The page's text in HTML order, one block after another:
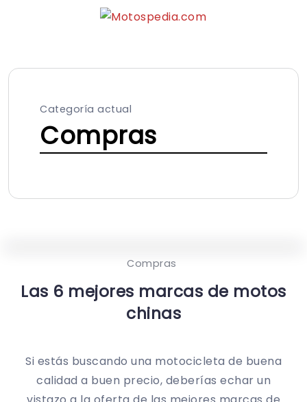
Categoría actual
Compras
Compras
Las 6 mejores marcas de motos
chinas
Si estás buscando una motocicleta de buena
calidad a buen precio, deberías echar un